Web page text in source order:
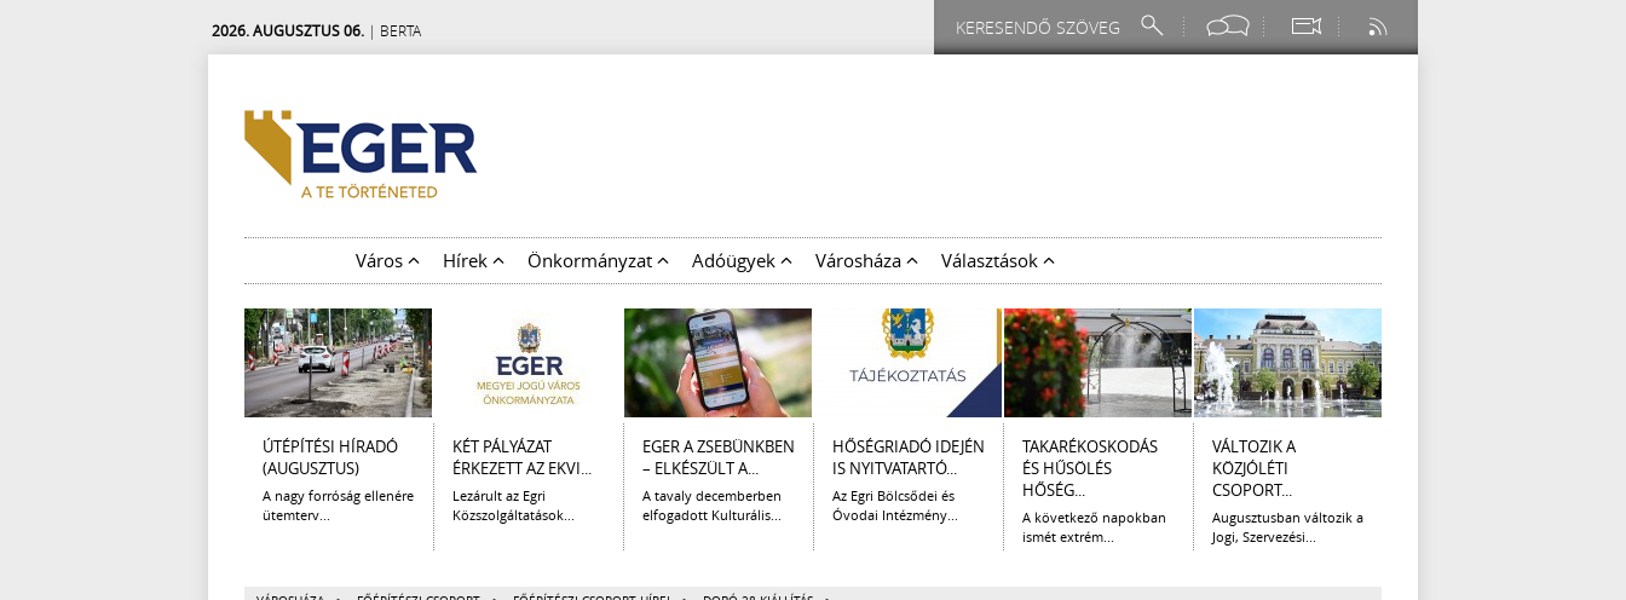
2026. AUGUSZTUS 06. | BERTA
Város Hírek Önkormányzat Adóügyek Városháza Választások
ÚTÉPÍTÉSI HÍRADÓ
(AUGUSZTUS)
A nagy forróság ellenére
ütemterv...
KÉT PÁLYÁZAT
ÉRKEZETT AZ EKVI...
Lezárult az Egri
Közszolgáltatások...
EGER A ZSEBÜNKBEN
– ELKÉSZÜLT A...
A tavaly decemberben
elfogadott Kulturális...
HŐSÉGRIADÓ IDEJÉN
IS NYITVATARTÓ...
Az Egri Bölcsődei és
Óvodai Intézmény...
TAKARÉKOSKODÁS
ÉS HŰSÖLÉS
HŐSÉG...
A következő napokban
ismét extrém...
VÁLTOZIK A
KÖZJÓLÉTI
CSOPORT...
Augusztusban változik a
Jogi, Szervezési...